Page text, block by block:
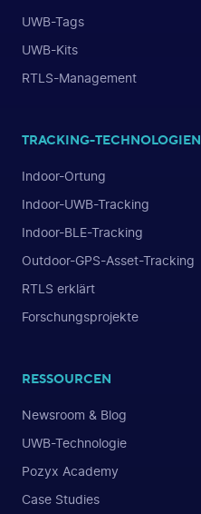
UWB-Tags
UWB-Kits
RTLS-Management
TRACKING-TECHNOLOGIEN
Indoor-Ortung
Indoor-UWB-Tracking
Indoor-BLE-Tracking
Outdoor-GPS-Asset-Tracking
RTLS erklärt
Forschungsprojekte
RESSOURCEN
Newsroom & Blog
UWB-Technologie
Pozyx Academy
Case Studies